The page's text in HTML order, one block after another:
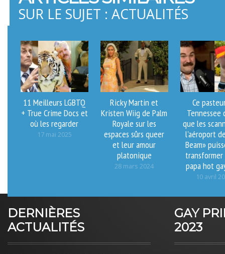
SUR LE SUJET : ACTUALITÉS
11 Meilleurs LGBTQ
+ True Crime Docs et
où les regarder
17 mai 2025
Ricky Martin et
Kristen Wiig de Palm
Royale sur les
espaces sûrs queer
et leur amour
platonique
28 mars 2024
Ce
Tennessee
que les
l'aéroport
Beam»
papa hot
10 avril
DERNIÈRES
ACTUALITÉS
GAY
2023